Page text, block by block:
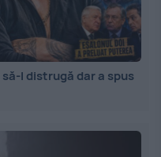
l distrugă dar a spus